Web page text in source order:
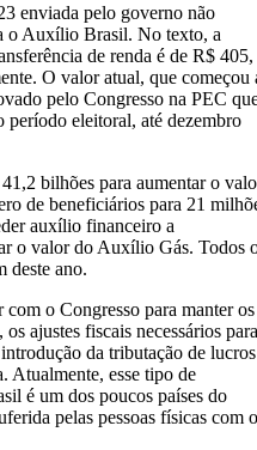
enviada pelo governo não
o Auxílio Brasil. No texto, a
de renda é de R$ 405,
O valor atual, que começou
pelo Congresso na PEC
período eleitoral, até dezembro
bilhões para aumentar o
de beneficiários para 21
auxílio financeiro a
o valor do Auxílio Gás. Todos
deste ano.
o Congresso para manter os
ajustes fiscais necessários para
da tributação de
Atualmente, esse tipo de
é um dos poucos países do
pelas pessoas físicas com o